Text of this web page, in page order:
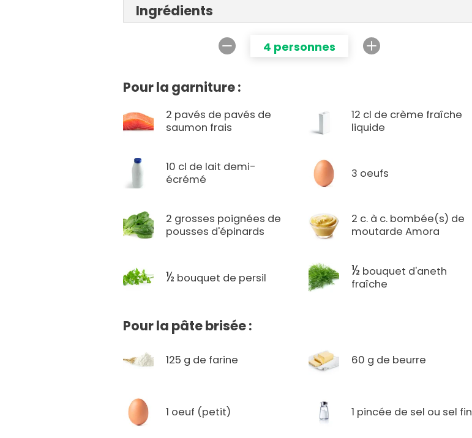
Ingrédients
4 personnes
Pour la garniture :
2 pavés de pavés de
saumon frais
12 cl de crème fraîche
liquide
10 cl de lait demi-
écrémé
3 oeufs
2 grosses poignées de
pousses d'épinards
2 c. à c. bombée(s) de
moutarde Amora
½ bouquet de persil ½ bouquet d'aneth
fraîche
Pour la pâte brisée :
125 g de farine 60 g de beurre
1 oeuf (petit) 1 pincée de sel ou sel fin